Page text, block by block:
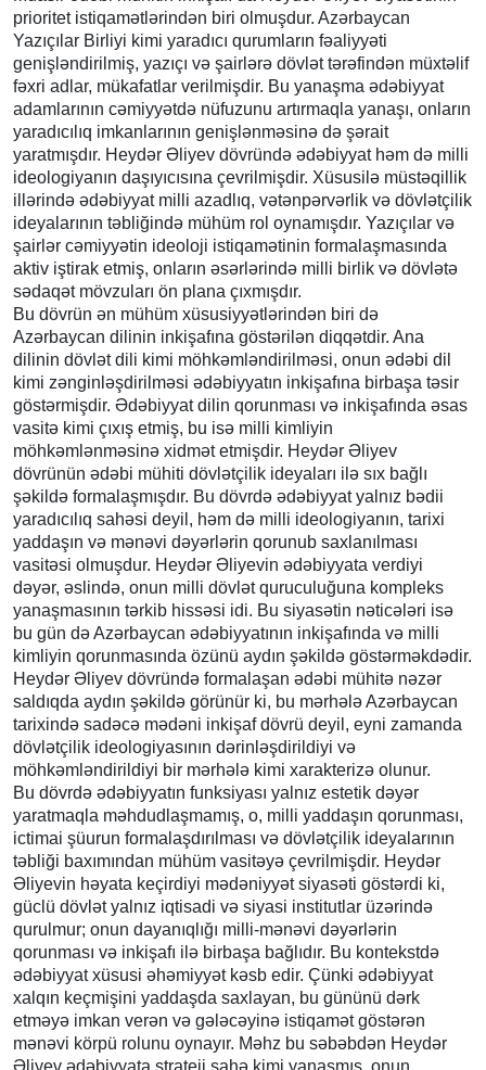
prioritet istiqamətlərindən biri olmuşdur. Azərbaycan
Yazıçılar Birliyi kimi yaradıcı qurumların fəaliyyəti
genişləndirilmiş, yazıçı və şairlərə dövlət tərəfindən müxtəlif
fəxri adlar, mükafatlar verilmişdir. Bu yanaşma ədəbiyyat
adamlarının cəmiyyətdə nüfuzunu artırmaqla yanaşı, onların
yaradıcılıq imkanlarının genişlənməsinə də şərait
yaratmışdır. Heydər Əliyev dövründə ədəbiyyat həm də milli
ideologiyanın daşıyıcısına çevrilmişdir. Xüsusilə müstəqillik
illərində ədəbiyyat milli azadlıq, vətənpərvərlik və dövlətçilik
ideyalarının təbliğində mühüm rol oynamışdır. Yazıçılar və
şairlər cəmiyyətin ideoloji istiqamətinin formalaşmasında
aktiv iştirak etmiş, onların əsərlərində milli birlik və dövlətə
sədaqət mövzuları ön plana çıxmışdır.
Bu dövrün ən mühüm xüsusiyyətlərindən biri də
Azərbaycan dilinin inkişafına göstərilən diqqətdir. Ana
dilinin dövlət dili kimi möhkəmləndirilməsi, onun ədəbi dil
kimi zənginləşdirilməsi ədəbiyyatın inkişafına birbaşa təsir
göstərmişdir. Ədəbiyyat dilin qorunması və inkişafında əsas
vasitə kimi çıxış etmiş, bu isə milli kimliyin
möhkəmlənməsinə xidmət etmişdir. Heydər Əliyev
dövrünün ədəbi mühiti dövlətçilik ideyaları ilə sıx bağlı
şəkildə formalaşmışdır. Bu dövrdə ədəbiyyat yalnız bədii
yaradıcılıq sahəsi deyil, həm də milli ideologiyanın, tarixi
yaddaşın və mənəvi dəyərlərin qorunub saxlanılması
vasitəsi olmuşdur. Heydər Əliyevin ədəbiyyata verdiyi
dəyər, əslində, onun milli dövlət quruculuğuna kompleks
yanaşmasının tərkib hissəsi idi. Bu siyasətin nəticələri isə
bu gün də Azərbaycan ədəbiyyatının inkişafında və milli
kimliyin qorunmasında özünü aydın şəkildə göstərməkdədir.
Heydər Əliyev dövründə formalaşan ədəbi mühitə nəzər
saldıqda aydın şəkildə görünür ki, bu mərhələ Azərbaycan
tarixində sadəcə mədəni inkişaf dövrü deyil, eyni zamanda
dövlətçilik ideologiyasının dərinləşdirildiyi və
möhkəmləndirildiyi bir mərhələ kimi xarakterizə olunur.
Bu dövrdə ədəbiyyatın funksiyası yalnız estetik dəyər
yaratmaqla məhdudlaşmamış, o, milli yaddaşın qorunması,
ictimai şüurun formalaşdırılması və dövlətçilik ideyalarının
təbliği baxımından mühüm vasitəyə çevrilmişdir. Heydər
Əliyevin həyata keçirdiyi mədəniyyət siyasəti göstərdi ki,
güclü dövlət yalnız iqtisadi və siyasi institutlar üzərində
qurulmur; onun dayanıqlığı milli-mənəvi dəyərlərin
qorunması və inkişafı ilə birbaşa bağlıdır. Bu kontekstdə
ədəbiyyat xüsusi əhəmiyyət kəsb edir. Çünki ədəbiyyat
xalqın keçmişini yaddaşda saxlayan, bu gününü dərk
etməyə imkan verən və gələcəyinə istiqamət göstərən
mənəvi körpü rolunu oynayır. Məhz bu səbəbdən Heydər